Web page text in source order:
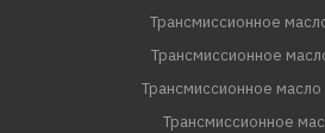
Трансмиссионное
Трансмиссионное
Трансмиссионное масло
Трансмиссионное